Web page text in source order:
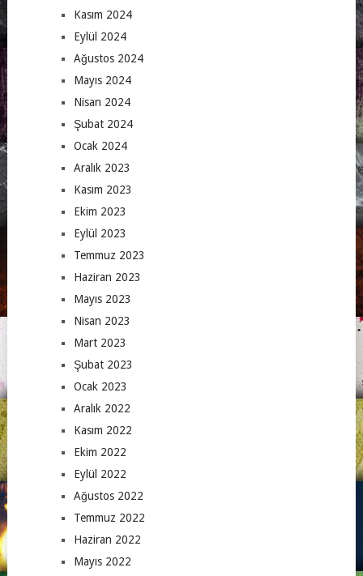
Kasım 2024
Eylül 2024
Ağustos 2024
Mayıs 2024
Nisan 2024
Şubat 2024
Ocak 2024
Aralık 2023
Kasım 2023
Ekim 2023
Eylül 2023
Temmuz 2023
Haziran 2023
Mayıs 2023
Nisan 2023
Mart 2023
Şubat 2023
Ocak 2023
Aralık 2022
Kasım 2022
Ekim 2022
Eylül 2022
Ağustos 2022
Temmuz 2022
Haziran 2022
Mayıs 2022